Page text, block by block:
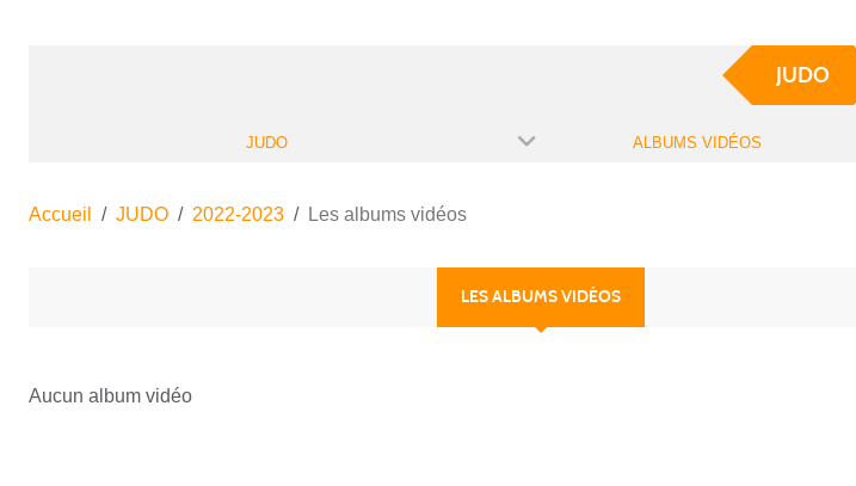
JUDO
JUDO ALBUMS VIDÉOS
Accueil JUDO 2022-2023 Les albums vidéos
LES ALBUMS VIDÉOS
Aucun album vidéo